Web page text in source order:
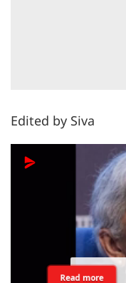
Edited by Siva
Read more